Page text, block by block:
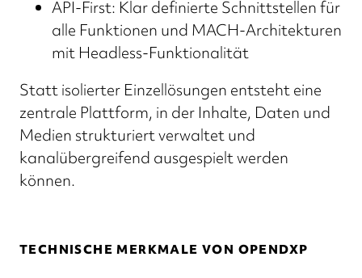
API-First: Klar definierte Schnittstellen für
alle Funktionen und MACH-Architekturen
mit Headless-Funktionalität
Statt isolierter Einzellösungen entsteht eine
zentrale Plattform, in der Inhalte, Daten und
Medien strukturiert verwaltet und
kanalübergreifend ausgespielt werden
können.
TECHNISCHE MERKMALE VON OPENDXP